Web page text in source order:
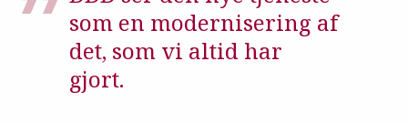
som en modernisering af
det, som vi altid har
gjort.